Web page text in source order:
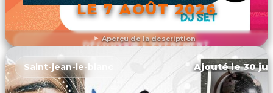
Aperçu de la description
LE 7 AOÛT 2026
DÉCOUVRIR L'ÉVÉNEMENT
Saint-jean-le-blanc Ajouté le 30